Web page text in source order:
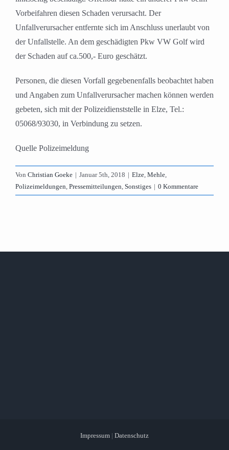
Vorbeifahren diesen Schaden verursacht. Der
Unfallverursacher entfernte sich im Anschluss unerlaubt von
der Unfallstelle. An dem geschädigten Pkw VW Golf wird
der Schaden auf ca.500,- Euro geschätzt.
Personen, die diesen Vorfall gegebenenfalls beobachtet haben
und Angaben zum Unfallverursacher machen können werden
gebeten, sich mit der Polizeidienststelle in Elze, Tel.:
05068/93030, in Verbindung zu setzen.
Quelle Polizeimeldung
Von Christian Goeke | Januar 5th, 2018 | Elze Mehle
Polizeimeldungen Pressemitteilungen Sonstiges | 0 Kommentare
Impressum | Datenschutz